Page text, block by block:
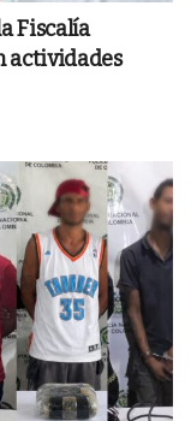
Fiscalía
actividades